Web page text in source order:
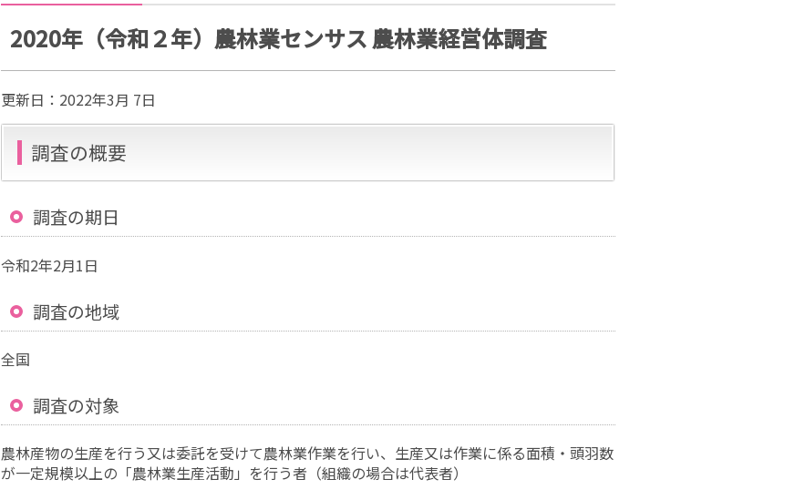
2020年（令和２年）農林業センサス 農林業経営体調査
更新日： 2022年3月 7日
調査の概要
調査の期日
令和2年2月1日
調査の地域
全国
調査の対象
農林産物の生産を行う又は委託を受けて農林業作業を行い、生産又は作業に係る面積・頭羽数
が一定規模以上の「農林業生産活動」を行う者（組織の場合は代表者）